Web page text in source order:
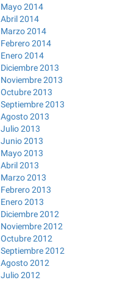
Mayo 2014
Abril 2014
Marzo 2014
Febrero 2014
Enero 2014
Diciembre 2013
Noviembre 2013
Octubre 2013
Septiembre 2013
Agosto 2013
Julio 2013
Junio 2013
Mayo 2013
Abril 2013
Marzo 2013
Febrero 2013
Enero 2013
Diciembre 2012
Noviembre 2012
Octubre 2012
Septiembre 2012
Agosto 2012
Julio 2012